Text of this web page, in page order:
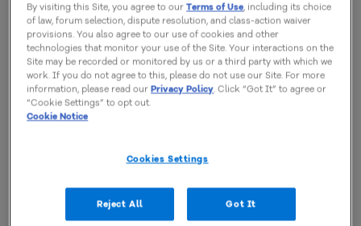
con monitoreo constante. En cambio, el Mac mini es la
opción ideal para quienes no requieren alta
disponibilidad y pueden tolerar pausas eventuales
causadas por cortes de energía eléctrica.
Si todavía no has logrado decidirte, revisa a
Elige Mac mini si…
By visiting this Site, you agree to ourTerms of Use, including its choice
of law, forum selection, dispute resolution, and class-action waiver
provisions. You also agree to our use of cookies and other
technologies that monitor your use of the Site. Your interactions on the
Site may be recorded or monitored by us or a third party with which we
work. If you do not agree to this, please do not use our Site. For more
information, please read ourPrivacy Policy. Click “Got It” to agree or
“Cookie Settings” to opt out.
Cookie Notice
Cookies Settings
Reject All Got It